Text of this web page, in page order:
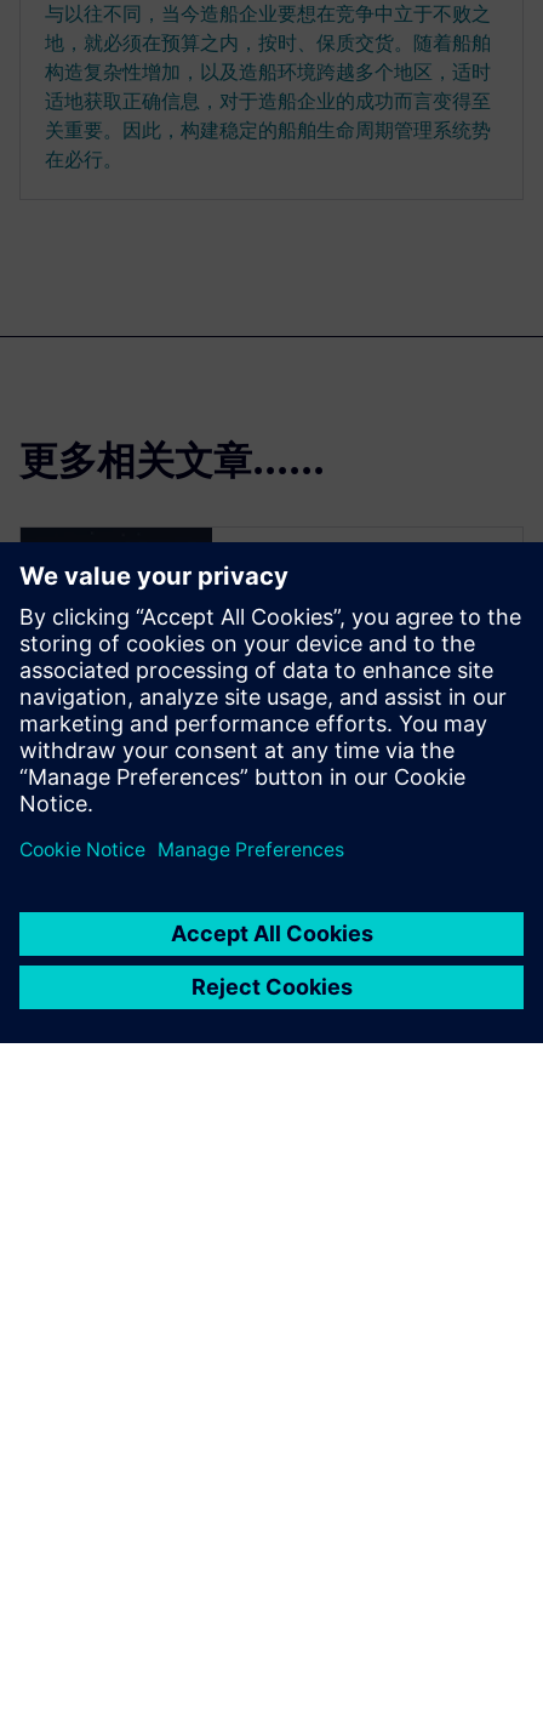
与以往不同，当今造船企业要想在竞争中立于不败之
地，就必须在预算之内，按时、保质交货。随着船舶
构造复杂性增加，以及造船环境跨越多个地区，适时
适地获取正确信息，对于造船企业的成功而言变得至
关重要。因此，构建稳定的船舶生命周期管理系统势
在必行。
更多相关文章......
云端 PLM -
Teamcenter X 30
天免费软件试用
借助此免费试用版，您可以探
索广为所用的云端 PLM 软件。
了解企业员工如何更加智能、
迅速地开展工作。